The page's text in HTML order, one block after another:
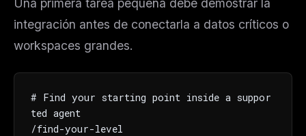
integración antes de conectarla a datos críticos o
workspaces grandes.
# Find your starting point inside a suppor
ted agent
/find-your-level